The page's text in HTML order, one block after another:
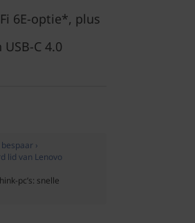
6E-optie*, plus
C 4.0
›
lid van Lenovo
pc’s: snelle